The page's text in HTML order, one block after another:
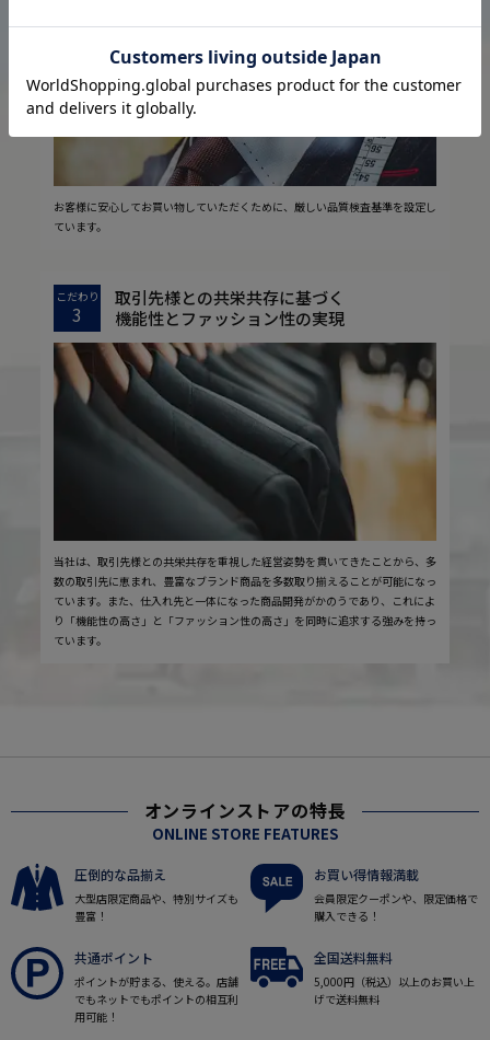
お客様に安心してお買い物していただくために、厳しい品質検査基準を設定し
ています。
こだわり
3
取引先様との共栄共存に基づく
機能性とファッション性の実現
当社は、取引先様との共栄共存を重視した経営姿勢を貫いてきたことから、多
数の取引先に恵まれ、豊富なブランド商品を多数取り揃えることが可能になっ
ています。また、仕入れ先と一体になった商品開発がかのうであり、これによ
り「機能性の高さ」と「ファッション性の高さ」を同時に追求する強みを持っ
ています。
オンラインストアの特長
ONLINE STORE FEATURES
圧倒的な品揃え
大型店限定商品や、特別サイズも
豊富！
お買い得情報満載
会員限定クーポンや、限定価格で
購入できる！
共通ポイント
ポイントが貯まる、使える。店舗
でもネットでもポイントの相互利
用可能！
全国送料無料
5,000円（税込）以上のお買い上
げで送料無料